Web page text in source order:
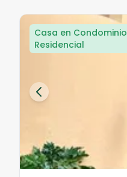
Casa en Condominio
Residencial